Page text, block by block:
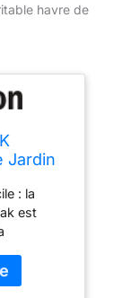
havre de
Jardin
Double
Tente
: la
est
une